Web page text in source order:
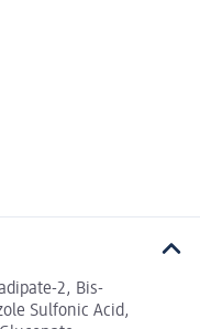
2, Bis-
Sulfonic Acid,